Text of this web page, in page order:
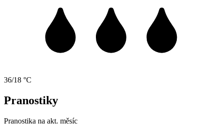
36/18 °C
Pranostiky
Pranostika na akt. měsíc